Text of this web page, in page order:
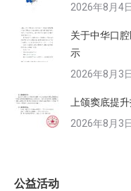
2026年8月4日
关于中华口
示
2026年8月3日
上颌窦底提
2026年8月3日
公益活动